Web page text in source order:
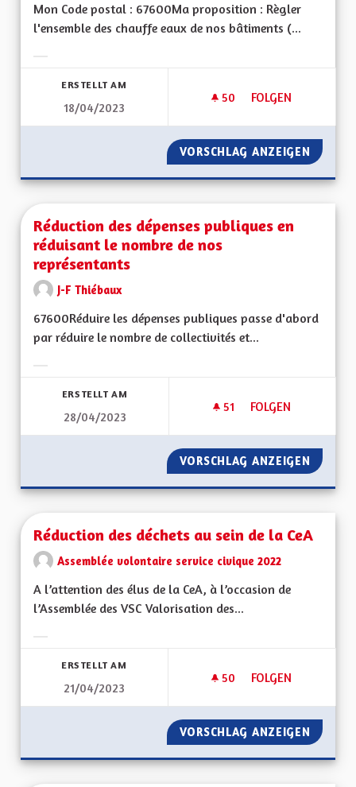
Mon Code postal : 67600Ma proposition : Règler
l'ensemble des chauffe eaux de nos bâtiments (...
ERSTELLT AM
18/04/2023
50 50 FOLLOWER
FOLGEN
RÉDUIRE LA
VORSCHLAG ANZEIGEN
Réduction des dépenses publiques en
réduisant le nombre de nos
représentants
J-F Thiébaux
67600Réduire les dépenses publiques passe d'abord
par réduire le nombre de collectivités et...
ERSTELLT AM
28/04/2023
51 51 FOLLOWER
FOLGEN
RÉDUCTION DES
VORSCHLAG ANZEIGEN
Réduction des déchets au sein de la CeA
Assemblée volontaire service civique 2022
A l’attention des élus de la CeA, à l’occasion de
l’Assemblée des VSC Valorisation des...
ERSTELLT AM
21/04/2023
50 50 FOLLOWER
FOLGEN
RÉDUCTION DES
VORSCHLAG ANZEIGEN